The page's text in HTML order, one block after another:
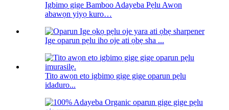
Igbimọ gige Bamboo Adayeba Pẹlu Awọn
abawọn yiyọ kuro…
Ige oparun pẹlu iho oje ati ọbẹ sha ...
Tito awọn eto igbimọ gige gige oparun pẹlu
idaduro...